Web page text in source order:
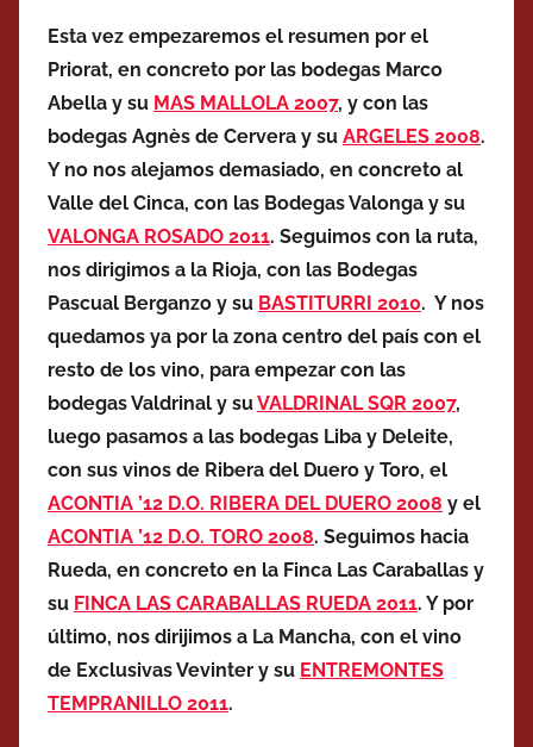
Esta vez empezaremos el resumen por el
Priorat, en concreto por las bodegas Marco
Abella y su MAS MALLOLA 2007, y con las
bodegas Agnès de Cervera y su ARGELES 2008.
Y no nos alejamos demasiado, en concreto al
Valle del Cinca, con las Bodegas Valonga y su
VALONGA ROSADO 2011. Seguimos con la ruta,
nos dirigimos a la Rioja, con las Bodegas
Pascual Berganzo y su BASTITURRI 2010. Y nos
quedamos ya por la zona centro del país con el
resto de los vino, para empezar con las
bodegas Valdrinal y suVALDRINAL SQR 2007,
luego pasamos a las bodegas Liba y Deleite,
con sus vinos de Ribera del Duero y Toro, el
ACONTIA ’12 D.O. RIBERA DEL DUERO 2008 y el
ACONTIA ’12 D.O. TORO 2008. Seguimos hacia
Rueda, en concreto en la Finca Las Caraballas y
su FINCA LAS CARABALLAS RUEDA 2011. Y por
último, nos dirijimos a La Mancha, con el vino
de Exclusivas Vevinter y su ENTREMONTES
TEMPRANILLO 2011.